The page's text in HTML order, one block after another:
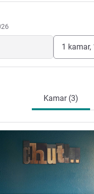
1 kamar,
Kamar (3)